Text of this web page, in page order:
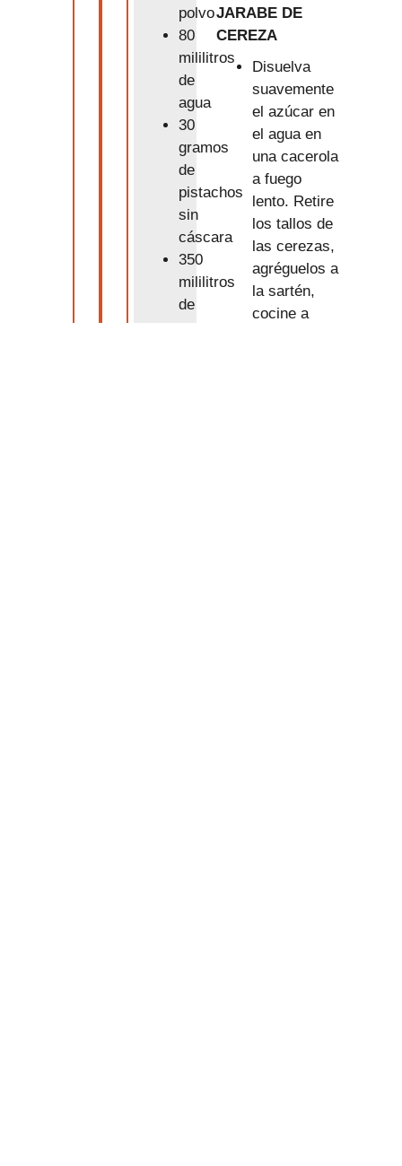
polvo
80
mililitros
de
agua
30
gramos
de
pistachos
sin
cáscara
350
mililitros
de
JARABE DE
CEREZA
Disuelva
suavemente
el azúcar en
el agua en
una cacerola
a fuego
lento. Retire
los tallos de
las cerezas,
agréguelos a
la sartén,
cocine a